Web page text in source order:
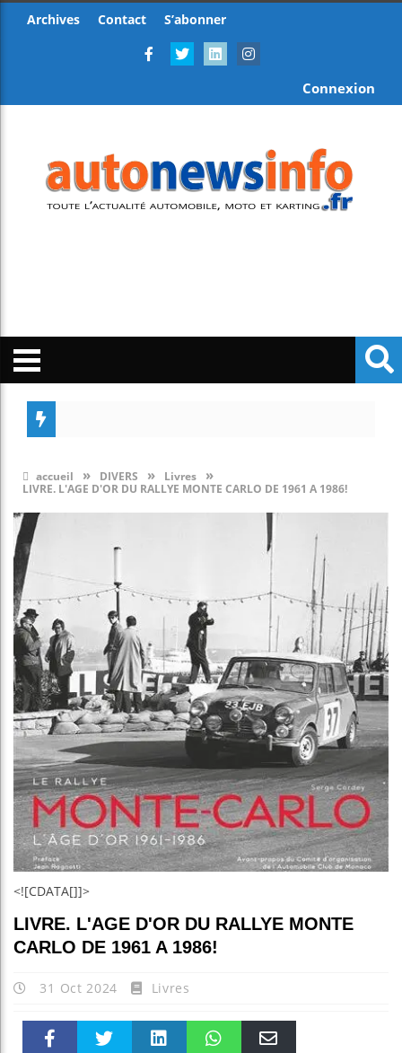
Archives Contact S’abonner
Connexion
accueil » DIVERS » Livres »
LIVRE. L'AGE D'OR DU RALLYE MONTE CARLO DE 1961 A 1986!
<![CDATA[]]>
LIVRE. L'AGE D'OR DU RALLYE MONTE
CARLO DE 1961 A 1986!
31 Oct 2024 Livres